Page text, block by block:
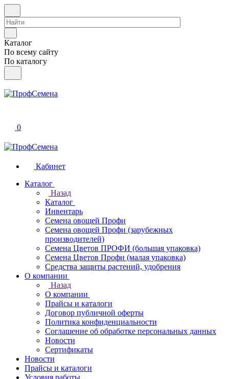
Каталог
По всему сайту
По каталогу
0
Кабинет
Каталог
Назад
Каталог
Инвентарь
Семена овощей Профи
Семена овощей Профи (зарубежных
производителей)
Семена Цветов ПРОФИ (большая упаковка)
Семена Цветов Профи (малая упаковка)
Средства защиты растений, удобрения
О компании
Назад
О компании
Прайсы и каталоги
Договор публичной оферты
Политика конфиденциальности
Соглашение об обработке персональных данных
Новости
Сертификаты
Новости
Прайсы и каталоги
Условия работы